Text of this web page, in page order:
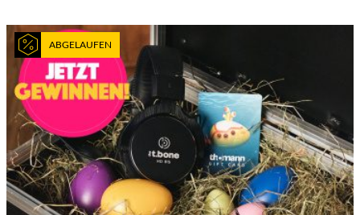
ABGELAUFEN